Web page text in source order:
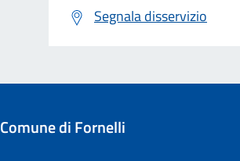
Segnala disservizio
Comune di Fornelli